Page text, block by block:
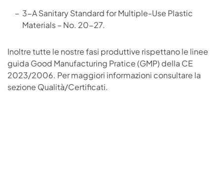
3-A Sanitary Standard for Multiple-Use Plastic
Materials – No. 20-27.
Inoltre tutte le nostre fasi produttive rispettano le linee
guida Good Manufacturing Pratice (GMP) della CE
2023/2006. Per maggiori informazioni consultare la
sezione Qualità/Certificati.